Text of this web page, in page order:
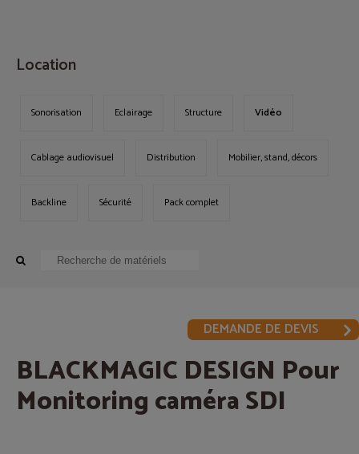
Location
Sonorisation Eclairage Structure Vidéo
Cablage audiovisuel Distribution Mobilier, stand, décors
Backline Sécurité Pack complet
DEMANDE DE DEVIS
BLACKMAGIC DESIGN Pour
Monitoring caméra SDI